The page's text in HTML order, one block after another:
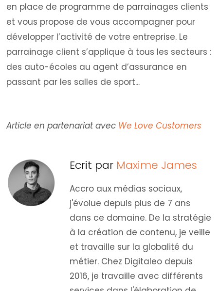
en place de programme de parrainages clients
et vous propose de vous accompagner pour
développer l’activité de votre entreprise. Le
parrainage client s’applique à tous les secteurs :
des auto-écoles au agent d’assurance en
passant par les salles de sport...
Article en partenariat avec We Love Customers
Ecrit par Maxime James
Accro aux médias sociaux,
j'évolue depuis plus de 7 ans
dans ce domaine. De la stratégie
à la création de contenu, je veille
et travaille sur la globalité du
métier. Chez Digitaleo depuis
2016, je travaille avec différents